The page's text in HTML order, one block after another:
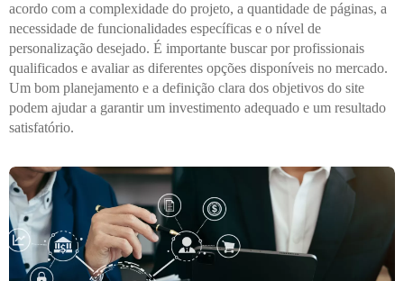
acordo com a complexidade do projeto, a quantidade de páginas, a
necessidade de funcionalidades específicas e o nível de
personalização desejado. É importante buscar por profissionais
qualificados e avaliar as diferentes opções disponíveis no mercado.
Um bom planejamento e a definição clara dos objetivos do site
podem ajudar a garantir um investimento adequado e um resultado
satisfatório.